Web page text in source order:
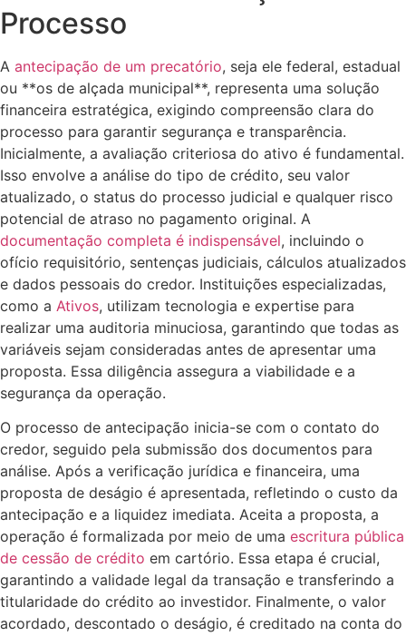
Processo
A antecipação de um precatório, seja ele federal, estadual
ou **os de alçada municipal**, representa uma solução
financeira estratégica, exigindo compreensão clara do
processo para garantir segurança e transparência.
Inicialmente, a avaliação criteriosa do ativo é fundamental.
Isso envolve a análise do tipo de crédito, seu valor
atualizado, o status do processo judicial e qualquer risco
potencial de atraso no pagamento original. A
documentação completa é indispensável, incluindo o
ofício requisitório, sentenças judiciais, cálculos atualizados
e dados pessoais do credor. Instituições especializadas,
como a Ativos, utilizam tecnologia e expertise para
realizar uma auditoria minuciosa, garantindo que todas as
variáveis sejam consideradas antes de apresentar uma
proposta. Essa diligência assegura a viabilidade e a
segurança da operação.
O processo de antecipação inicia-se com o contato do
credor, seguido pela submissão dos documentos para
análise. Após a verificação jurídica e financeira, uma
proposta de deságio é apresentada, refletindo o custo da
antecipação e a liquidez imediata. Aceita a proposta, a
operação é formalizada por meio de uma escritura pública
de cessão de crédito em cartório. Essa etapa é crucial,
garantindo a validade legal da transação e transferindo a
titularidade do crédito ao investidor. Finalmente, o valor
acordado, descontado o deságio, é creditado na conta do